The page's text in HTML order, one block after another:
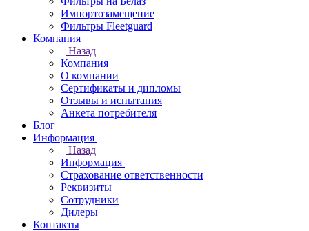
Импортозамещение
Фильтры Fleetguard
Компания
Назад
Компания
О компании
Сертификаты и дипломы
Отзывы и испытания
Анкета потребителя
Блог
Информация
Назад
Информация
Страхование ответственности
Реквизиты
Сотрудники
Дилеры
Контакты